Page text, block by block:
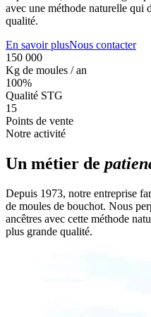
avec une méthode naturelle qui
qualité.
En savoir plusNous contacter
150 000
Kg de moules / an
100%
Qualité STG
15
Points de vente
Notre activité
Un métier de
Depuis 1973, notre entreprise
de moules de bouchot. Nous
ancêtres avec cette méthode
plus grande qualité.